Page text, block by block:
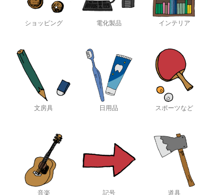
ショッピング 電化製品 インテリア
文房具 日用品 スポーツなど
音楽 記号 道具